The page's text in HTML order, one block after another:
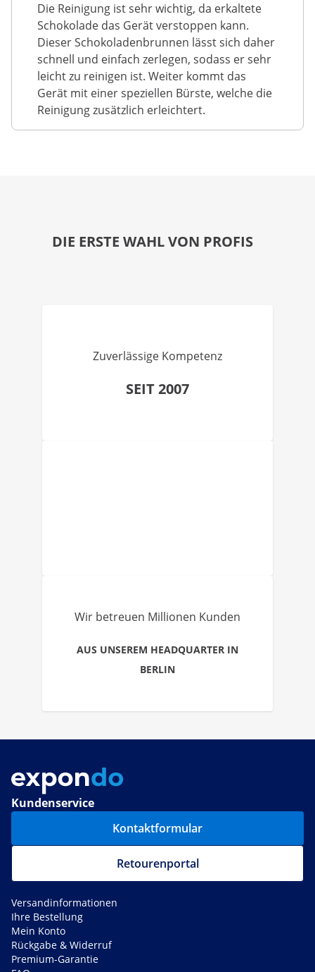
Die Reinigung ist sehr wichtig, da erkaltete
Schokolade das Gerät verstoppen kann.
Dieser Schokoladenbrunnen lässt sich daher
schnell und einfach zerlegen, sodass er sehr
leicht zu reinigen ist. Weiter kommt das
Gerät mit einer speziellen Bürste, welche die
Reinigung zusätzlich erleichtert.
DIE ERSTE WAHL VON PROFIS
Zuverlässige Kompetenz
SEIT 2007
Wir betreuen Millionen Kunden
AUS UNSEREM HEADQUARTER IN
BERLIN
Kundenservice
Kontaktformular
Retourenportal
Versandinformationen
Ihre Bestellung
Mein Konto
Rückgabe & Widerruf
Premium-Garantie